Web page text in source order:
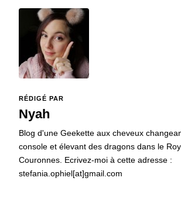
RÉDIGÉ PAR
Nyah
Blog d'une Geekette aux cheveux
console et élevant des dragons dans le
Couronnes. Ecrivez-moi à cette adresse :
stefania.ophiel[at]gmail.com